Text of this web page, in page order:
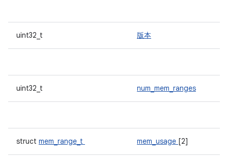
uint32_t 版本
uint32_t num_mem_ranges
struct mem_range_t mem_usage [2]